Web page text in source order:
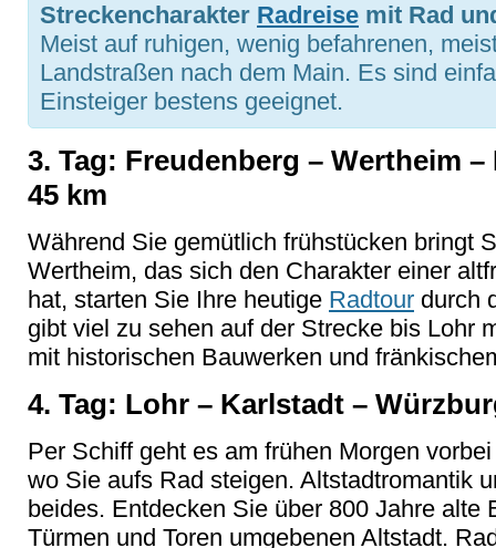
Streckencharakter Radreise mit Rad
Meist auf ruhigen, wenig befahrenen,
Landstraßen nach dem Main. Es sind
Einsteiger bestens geeignet.
3. Tag: Freudenberg – Wertheim
45 km
Während Sie gemütlich frühstücken bringt
Wertheim, das sich den Charakter einer
hat, starten Sie Ihre heutige Radtour durch
gibt viel zu sehen auf der Strecke bis Lohr
mit historischen Bauwerken und
4. Tag: Lohr – Karlstadt –
Per Schiff geht es am frühen Morgen
wo Sie aufs Rad steigen. Altstadtromantik
beides. Entdecken Sie über 800 Jahre alte
Türmen und Toren umgebenen Altstadt.